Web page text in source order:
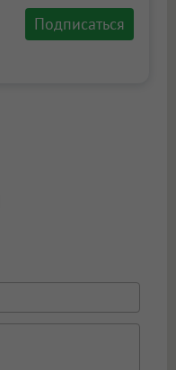
Подписаться